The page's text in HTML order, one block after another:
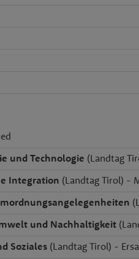
und Technologie (Landtag
Integration (Landtag Tirol) -
und Nachhaltigkeit
Soziales (Landtag Tirol) -